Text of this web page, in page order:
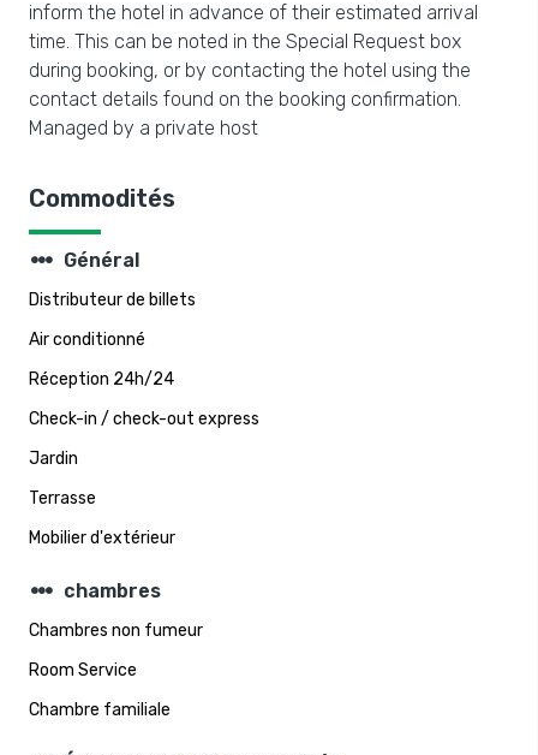
inform the hotel in advance of their estimated arrival
time. This can be noted in the Special Request box
during booking, or by contacting the hotel using the
contact details found on the booking confirmation.
Managed by a private host
Commodités
steppers Général
Distributeur de billets
Air conditionné
Réception 24h/24
Check-in / check-out express
Jardin
Terrasse
Mobilier d'extérieur
steppers chambres
Chambres non fumeur
Room Service
Chambre familiale